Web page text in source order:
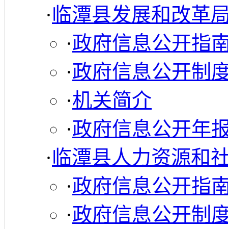
·临潭县发展和改革
·政府信息公开指
·政府信息公开制
·机关简介
·政府信息公开年
·临潭县人力资源和
·政府信息公开指
·政府信息公开制